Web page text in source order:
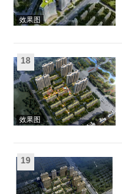
效果图
18
19